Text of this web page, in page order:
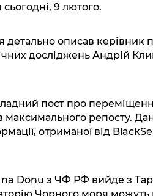
9 лютого.
детально описав керівник
досліджень Андрій
пост про
репосту.
отриманої від
Donu з ЧФ РФ вийде з